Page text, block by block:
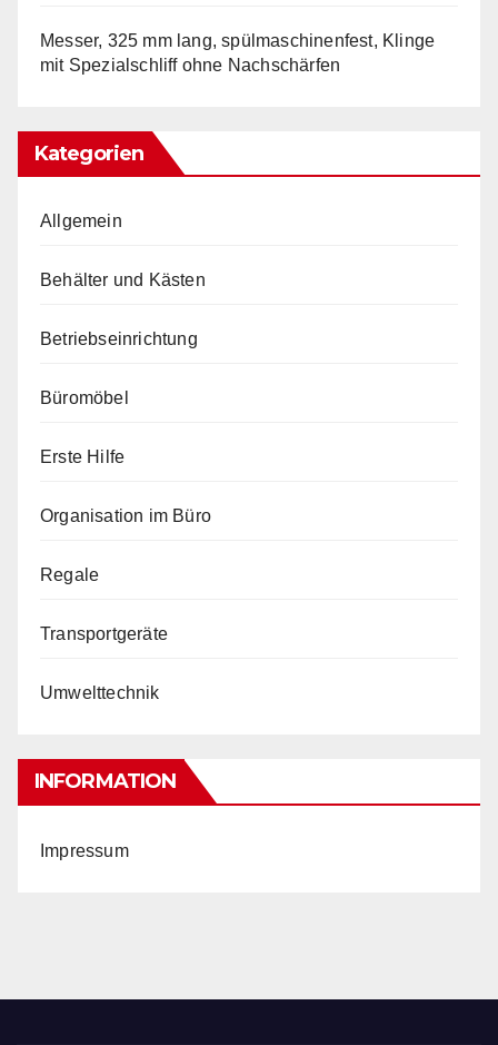
Messer, 325 mm lang, spülmaschinenfest, Klinge
mit Spezialschliff ohne Nachschärfen
Kategorien
Allgemein
Behälter und Kästen
Betriebseinrichtung
Büromöbel
Erste Hilfe
Organisation im Büro
Regale
Transportgeräte
Umwelttechnik
INFORMATION
Impressum